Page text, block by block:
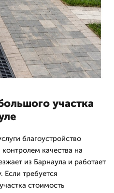
участка
благоустройство
качества на
из Барнаула и работает
Если требуется
стоимость